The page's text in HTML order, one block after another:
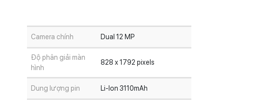
Camera chính Dual 12 MP
Độ phân giải màn
hình
828 x 1792 pixels
Dung lượng pin Li-Ion 3110mAh